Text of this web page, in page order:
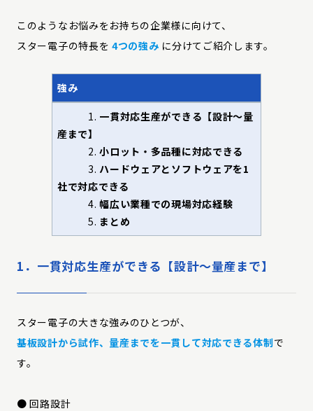
このようなお悩みをお持ちの企業様に向けて、
スター電子の特長を 4つの強み に分けてご紹介します。
強み
1. 一貫対応生産ができる【設計〜量
産まで】
2.小ロット・多品種に対応できる
3. ハードウェアとソフトウェアを1
社で対応できる
4.幅広い業種での現場対応経験
5. まとめ
1．一貫対応生産ができる【設計〜量産まで】
スター電子の大きな強みのひとつが、
基板設計から試作、量産までを一貫して対応できる体制で
す。
● 回路設計